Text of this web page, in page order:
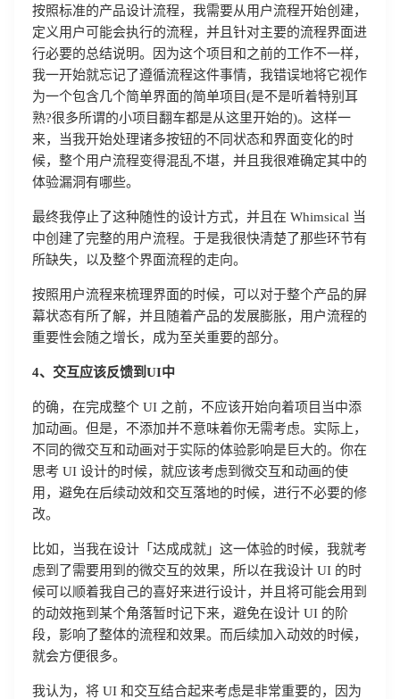
按照标准的产品设计流程，我需要从用户流程开始创建，
定义用户可能会执行的流程，并且针对主要的流程界面进
行必要的总结说明。因为这个项目和之前的工作不一样，
我一开始就忘记了遵循流程这件事情，我错误地将它视作
为一个包含几个简单界面的简单项目(是不是听着特别耳
熟?很多所谓的小项目翻车都是从这里开始的)。这样一
来，当我开始处理诸多按钮的不同状态和界面变化的时
候，整个用户流程变得混乱不堪，并且我很难确定其中的
体验漏洞有哪些。
最终我停止了这种随性的设计方式，并且在 Whimsical 当
中创建了完整的用户流程。于是我很快清楚了那些环节有
所缺失，以及整个界面流程的走向。
按照用户流程来梳理界面的时候，可以对于整个产品的屏
幕状态有所了解，并且随着产品的发展膨胀，用户流程的
重要性会随之增长，成为至关重要的部分。
4、交互应该反馈到UI中
的确，在完成整个 UI 之前，不应该开始向着项目当中添
加动画。但是，不添加并不意味着你无需考虑。实际上，
不同的微交互和动画对于实际的体验影响是巨大的。你在
思考 UI 设计的时候，就应该考虑到微交互和动画的使
用，避免在后续动效和交互落地的时候，进行不必要的修
改。
比如，当我在设计「达成成就」这一体验的时候，我就考
虑到了需要用到的微交互的效果，所以在我设计 UI 的时
候可以顺着我自己的喜好来进行设计，并且将可能会用到
的动效拖到某个角落暂时记下来，避免在设计 UI 的阶
段，影响了整体的流程和效果。而后续加入动效的时候，
就会方便很多。
我认为，将 UI 和交互结合起来考虑是非常重要的，因为